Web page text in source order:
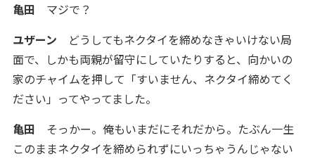
亀田 マジで？
ユザーン どうしてもネクタイを締めなきゃいけない局
面で、しかも両親が留守にしていたりすると、向かいの
家のチャイムを押して「すいません、ネクタイ締めてく
ださい」ってやってました。
亀田 そっかー。俺もいまだにそれだから。たぶん一生
このままネクタイを締められずにいっちゃうんじゃない